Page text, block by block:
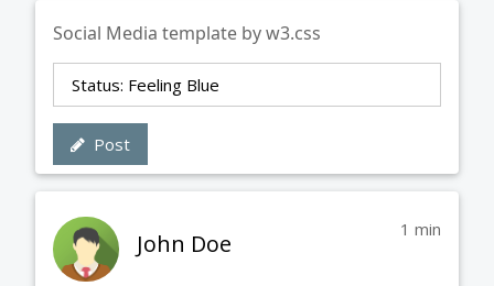
Social Media template by w3.css
Status: Feeling Blue
Post
1 min
John Doe